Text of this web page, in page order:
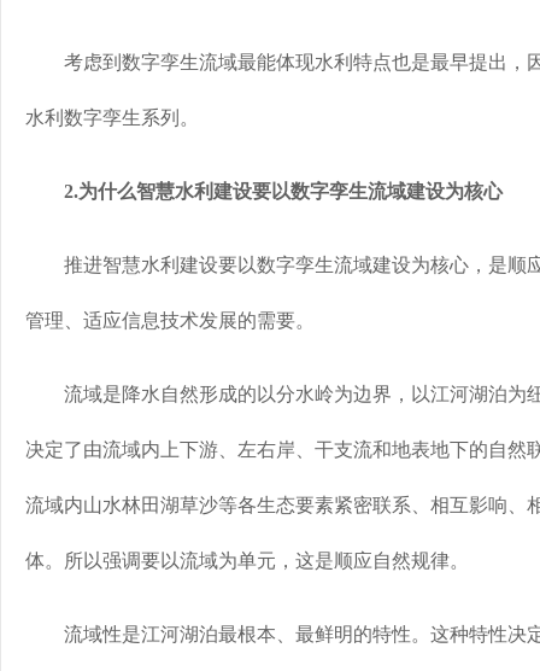
考虑到数字孪生流域最能体现水利特点也是最早提出，
水利数字孪生系列。
2.为什么智慧水利建设要以数字孪生流域建设为核心
推进智慧水利建设要以数字孪生流域建设为核心，是顺
管理、适应信息技术发展的需要。
流域是降水自然形成的以分水岭为边界，以江河湖泊为
决定了由流域内上下游、左右岸、干支流和地表地下的自然
流域内山水林田湖草沙等各生态要素紧密联系、相互影响、
体。所以强调要以流域为单元，这是顺应自然规律。
流域性是江河湖泊最根本、最鲜明的特性。这种特性决